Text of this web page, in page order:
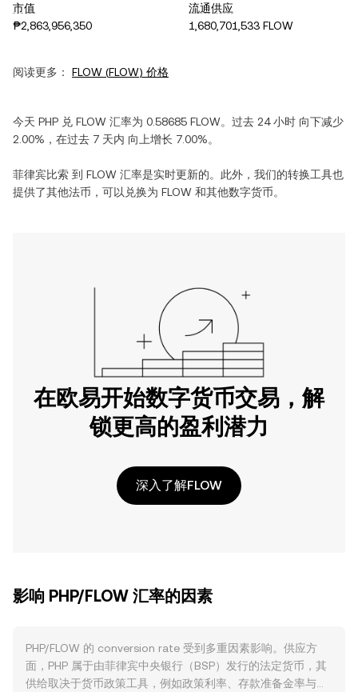
市值
₱2,863,956,350
流通供应
1,680,701,533 FLOW
阅读更多： FLOW (FLOW) 价格
今天 PHP 兑 FLOW 汇率为 0.58685 FLOW。过去 24 小时 向下减少
2.00% ，在过去 7 天内 向上增长 7.00%。
菲律宾比索 到 FLOW 汇率是实时更新的。此外，我们的转换工具也
提供了其他法币，可以兑换为 FLOW 和其他数字货币。
在欧易开始数字货币交易，解
锁更高的盈利潜力
深入了解FLOW
影响 PHP/FLOW 汇率的因素
PHP/FLOW 的 conversion rate 受到多重因素影响。供应方
面，PHP 属于由菲律宾中央银行（BSP）发行的法定货币，其
供给取决于货币政策工具，例如政策利率、存款准备金率与公